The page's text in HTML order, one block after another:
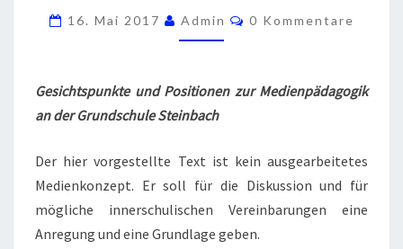
I
N
P
D
A
G
O
16. Mai 2017 Admin
K
N
0 Kommentare
Gesichtspunkte und Positionen zur Medienpädagogik
an der Grundschule Steinbach
Der hier vorgestellte Text ist kein ausgearbeitetes
Medienkonzept. Er soll für die Diskussion und für
mögliche innerschulischen Vereinbarungen eine
Anregung und eine Grundlage geben.